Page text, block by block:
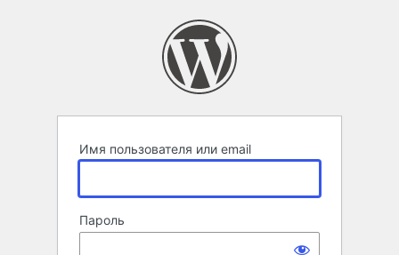
Имя пользователя или email
Пароль